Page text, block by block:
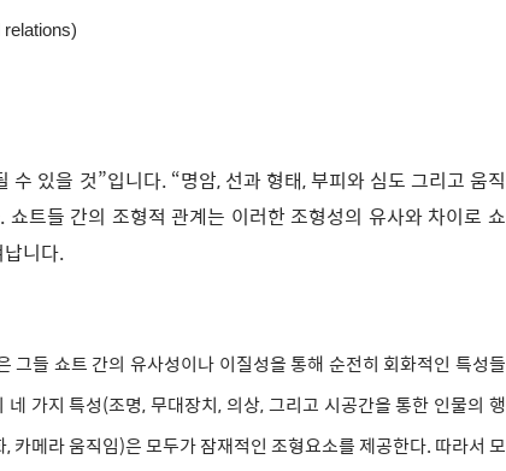
있을 것”입니다. “명암, 선과 형태, 부피와 심도 그리고 움직
트들 간의 조형적 관계는 이러한 조형성의 유사와 차이로 쇼
니다.
그들 쇼트 간의 유사성이나 이질성을 통해 순전히 회화적인 특성들
가지 특성(조명, 무대장치, 의상, 그리고 시공간을 통한 인물의 행
카메라 움직임)은 모두가 잠재적인 조형요소를 제공한다. 따라서 모